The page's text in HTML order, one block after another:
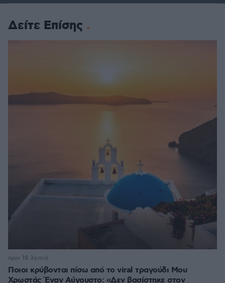
Δείτε Επίσης
Ποιοι κρύβονται πίσω από το viral τραγούδι Μου
Χρωστάς Έναν Αύγουστο: «Δεν βασίστηκε στον
πριν 18 λεπτά